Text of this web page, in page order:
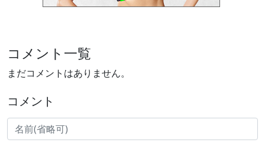
コメント一覧
まだコメントはありません。
コメント